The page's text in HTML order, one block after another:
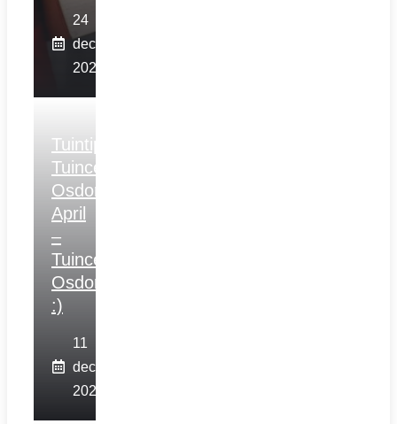
24
december
2025
Tuintips
Tuincentrum
Osdorp
April
–
Tuincentrum
Osdorp
:)
11
december
2025